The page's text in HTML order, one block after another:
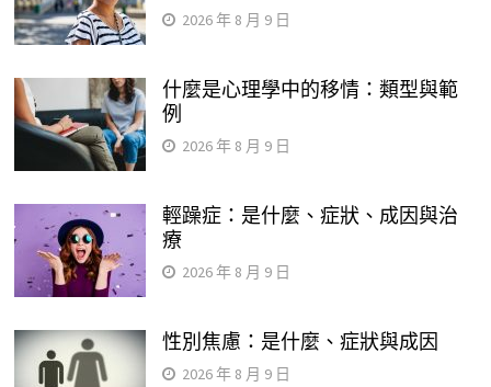
2026 年 8 月 9 日
什麼是心理學中的移情：類型與範
例
2026 年 8 月 9 日
輕躁症：是什麼、症狀、成因與治
療
2026 年 8 月 9 日
性別焦慮：是什麼、症狀與成因
2026 年 8 月 9 日